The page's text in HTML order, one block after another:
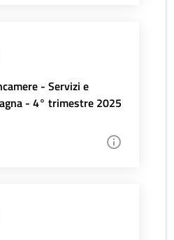
- Servizi e
- 4° trimestre 2025